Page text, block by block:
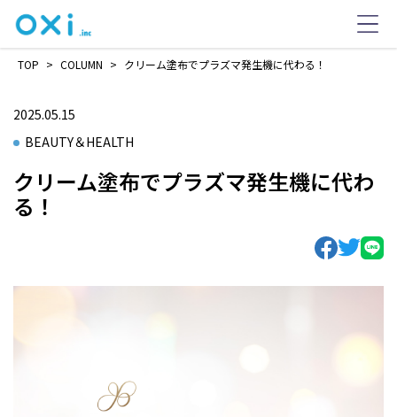
TOP > COLUMN > クリーム塗布でプラズマ発生機に代わる！
2025.05.15
BEAUTY＆HEALTH
クリーム塗布でプラズマ発生機に代わ
る！